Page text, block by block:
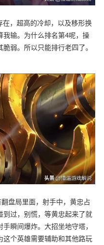
，超高的冷却，以及移形换
我输。为什么排名第4呢，操
弱。所以只能排行老四了。
盘局里面，射手中，黄忠占
过，别慌，等黄忠起来了就
瞬间爆炸。大招坐地守塔，
个英雄需要辅助和其他路玩